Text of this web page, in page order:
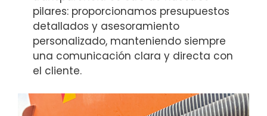
pilares: proporcionamos presupuestos
detallados y asesoramiento
personalizado, manteniendo siempre
una comunicación clara y directa con
el cliente.